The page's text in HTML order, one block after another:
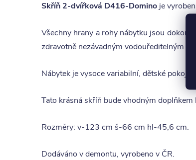
Skříň 2-dvířková D416-Domino je
Všechny hrany a rohy nábytku jsou
zdravotně nezávadným vodouředitelným
Nábytek je vysoce variabilní, dětské
Tato krásná skříň bude vhodným
Rozměry: v-123 cm š-66 cm hl-45,6 cm.
Dodáváno v demontu, vyrobeno v ČR.